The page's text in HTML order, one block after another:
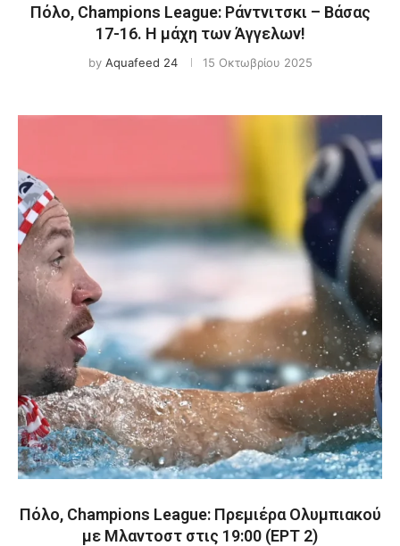
Πόλο, Champions League: Ράντνιτσκι – Βάσας
17-16. Η μάχη των Άγγελων!
by Aquafeed 24 15 Οκτωβρίου 2025
Πόλο, Champions League: Πρεμιέρα Ολυμπιακού
με Μλαντοστ στις 19:00 (ΕΡΤ 2)